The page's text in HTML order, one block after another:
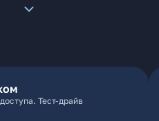
Тест-драйв